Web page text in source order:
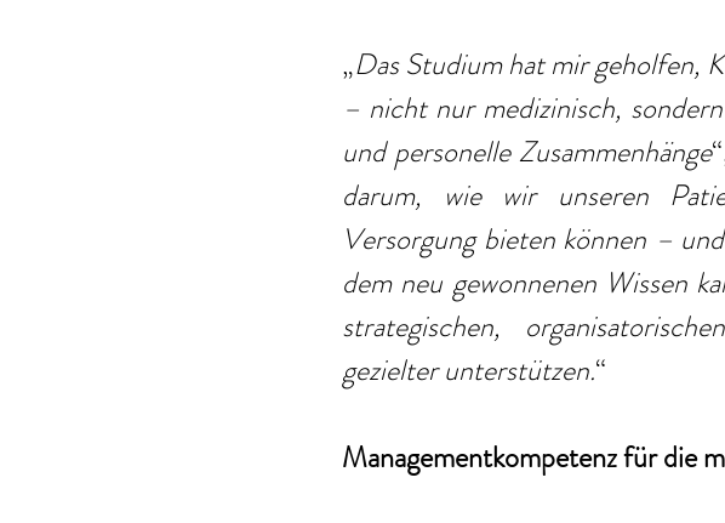
„Das Studium hat mir geholfen,
– nicht nur medizinisch,
und personelle Zusammenhänge
darum, wie wir unseren
Versorgung bieten können –
dem neu gewonnenen Wissen
strategischen,
gezielter unterstützen.“
Managementkompetenz für die